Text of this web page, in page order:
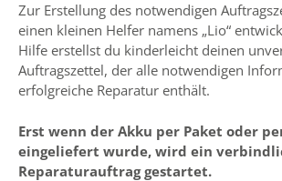
Zur Erstellung des notwendigen
einen kleinen Helfer namens „Lio“
Hilfe erstellst du kinderleicht deinen
Auftragszettel, der alle notwendigen
erfolgreiche Reparatur enthält.
Erst wenn der Akku per Paket oder
eingeliefert wurde, wird ein
Reparaturauftrag gestartet.